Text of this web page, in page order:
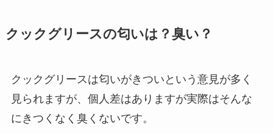
クックグリースの匂いは？臭い？
クックグリースは匂いがきついという意見が多く
見られますが、個人差はありますが実際はそんな
にきつくなく臭くないです。